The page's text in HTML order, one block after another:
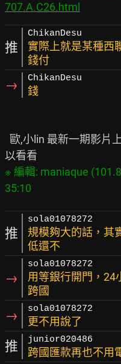
707.A.C26.html
推
ChikanDesu
實際上就是某種西
錢付
→ ChikanDesu
錢
※ 編輯: maniaque
推
sola01078272
規模夠大的話，其
低還不
→
sola01078272
用等銀行開門，24
跨國
→ sola01078272
更不用說了
推 junior020486
跨國匯款再也不用